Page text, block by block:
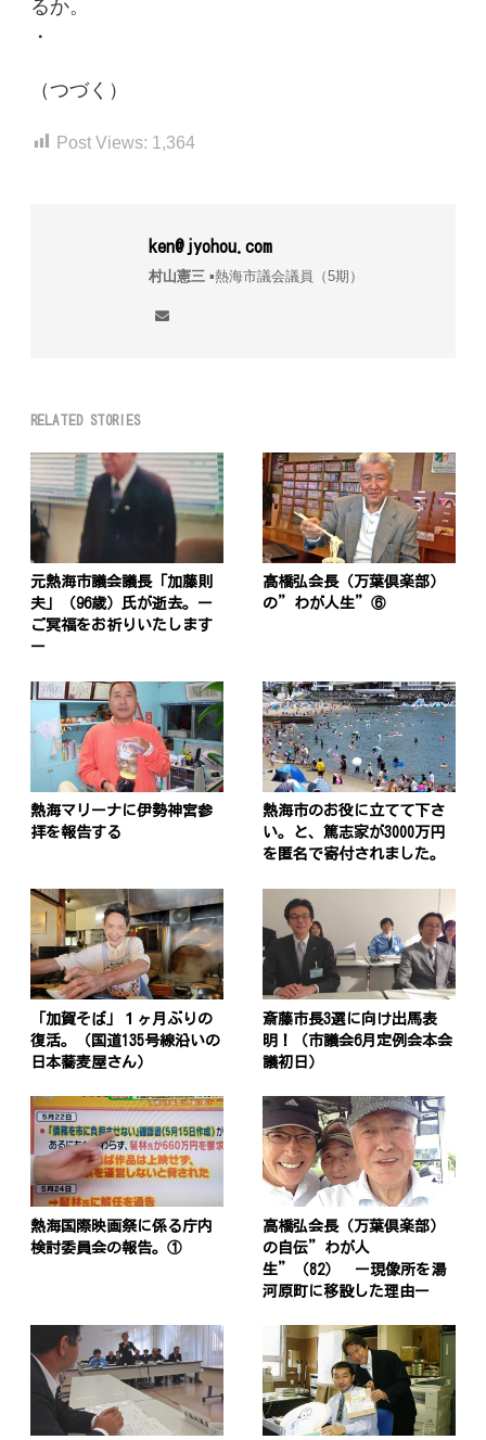
るか。
・
（つづく）
Post Views: 1,364
ken@jyohou.com
村山憲三▪︎熱海市議会議員（5期）
RELATED STORIES
元熱海市議会議長「加藤則
夫」（96歳）氏が逝去。ー
ご冥福をお祈りいたします
ー
髙橋弘会長（万葉倶楽部）
の”わが人生”⑥
熱海マリーナに伊勢神宮参
拝を報告する
熱海市のお役に立てて下さ
い。と、篤志家が3000万円
を匿名で寄付されました。
「加賀そば」１ヶ月ぶりの
復活。（国道135号線沿いの
日本蕎麦屋さん）
斎藤市長3選に向け出馬表
明！（市議会6月定例会本会
議初日）
熱海国際映画祭に係る庁内
検討委員会の報告。①
高橋弘会長（万葉倶楽部）
の自伝”わが人
生”（82） ー現像所を湯
河原町に移設した理由ー